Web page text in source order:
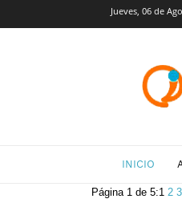
Jueves, 06 de
INICIO
Página 1 de 5:1 2